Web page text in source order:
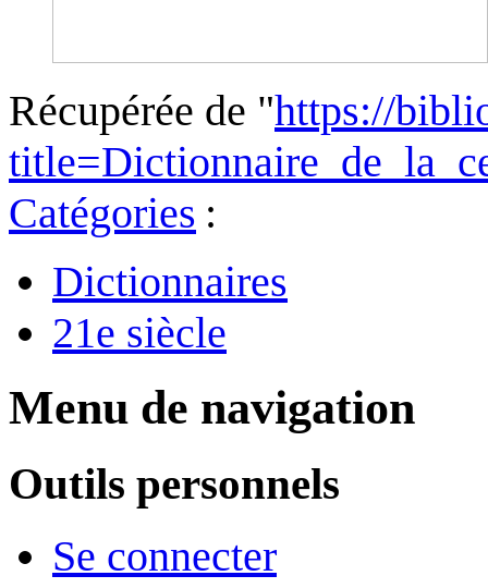
Récupérée de "https://
Catégories :
Dictionnaires
21e siècle
Menu de navigation
Outils personnels
Se connecter